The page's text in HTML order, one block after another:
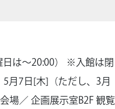
日は～20:00） ※入館は閉
月7日[木]（ただし、3月
場／ 企画展示室B2F 観覧